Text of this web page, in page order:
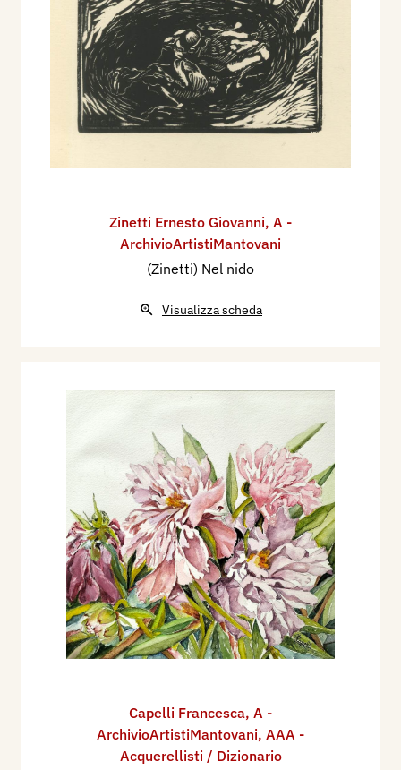
Zinetti Ernesto Giovanni, A -
ArchivioArtistiMantovani
(Zinetti) Nel nido
Visualizza scheda
Capelli Francesca, A -
ArchivioArtistiMantovani, AAA -
Acquerellisti / Dizionario